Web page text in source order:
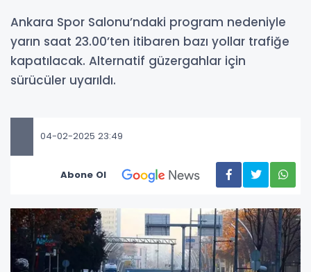
Ankara Spor Salonu’ndaki program nedeniyle
yarın saat 23.00’ten itibaren bazı yollar trafiğe
kapatılacak. Alternatif güzergahlar için
sürücüler uyarıldı.
04-02-2025 23:49
Abone Ol